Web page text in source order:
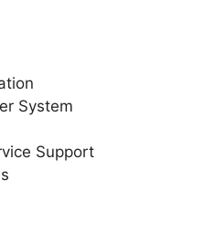
System
Support